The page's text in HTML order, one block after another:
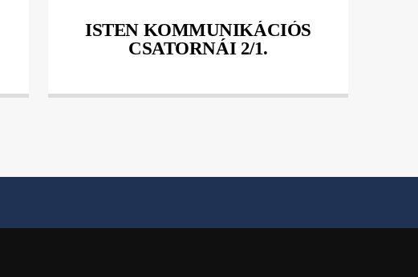
ISTEN KOMMUNIKÁCIÓS
CSATORNÁI 2/1.